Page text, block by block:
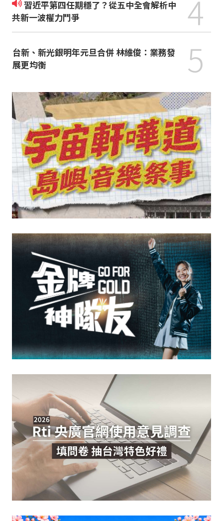
習近平第四任期穩了？從五中全會解析中
共新一波權力鬥爭
4
台新、新光銀明年元旦合併 林維俊：業務發
展更均衡
5